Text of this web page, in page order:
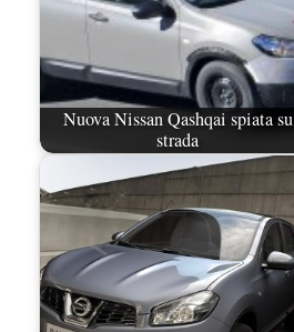
Nuova Nissan Qashqai spiata su
strada